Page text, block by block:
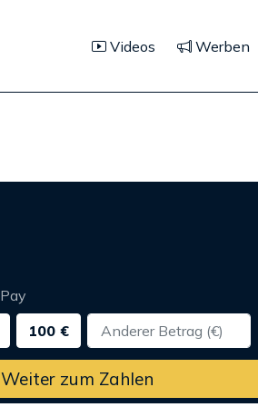
Videos Werben
Pay
100 €
Weiter zum Zahlen